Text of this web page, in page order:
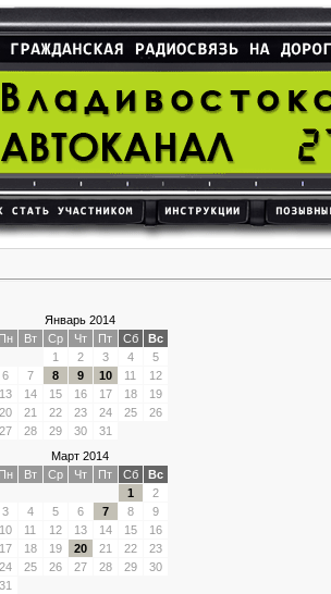
Январь 2014
Пн
Вт Ср Чт Пт Сб
Вс
1
2 3 4
5
6
7 8 9 10 11
12
13
14 15 16 17 18
19
20
21 22 23 24 25
26
27
28 29 30 31
Март 2014
Пн
Вт Ср Чт Пт Сб
Вс
1
2
3
4 5 6 7 8
9
10
11 12 13 14 15
16
17
18 19 20 21 22
23
24
25 26 27 28 29
30
31